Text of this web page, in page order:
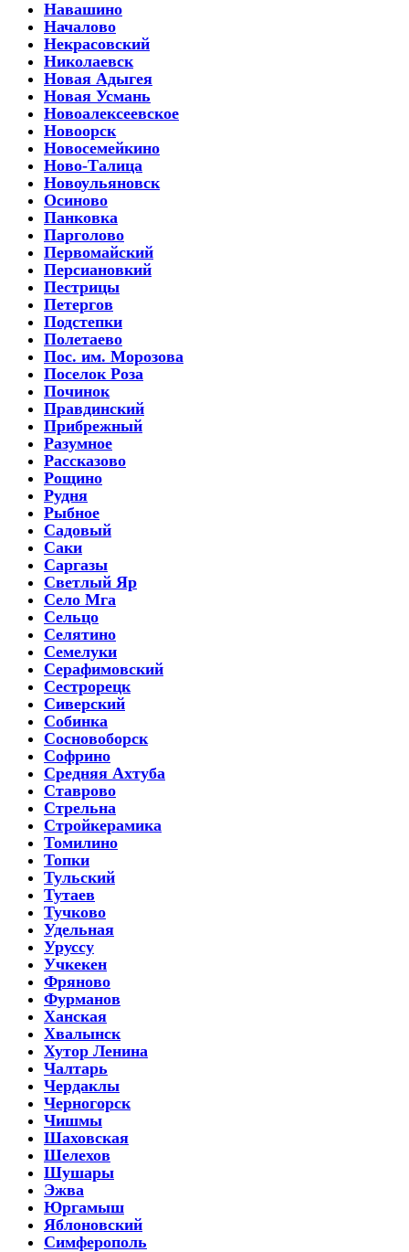
Навашино
Началово
Некрасовский
Николаевск
Новая Адыгея
Новая Усмань
Новоалексеевское
Новоорск
Новосемейкино
Ново-Талица
Новоульяновск
Осиново
Панковка
Парголово
Первомайский
Персиановкий
Пестрицы
Петергов
Подстепки
Полетаево
Пос. им. Морозова
Поселок Роза
Починок
Правдинский
Прибрежный
Разумное
Рассказово
Рощино
Рудня
Рыбное
Садовый
Саки
Саргазы
Светлый Яр
Село Мга
Сельцо
Селятино
Семелуки
Серафимовский
Сестрорецк
Сиверский
Собинка
Сосновоборск
Софрино
Средняя Ахтуба
Ставрово
Стрельна
Стройкерамика
Томилино
Топки
Тульский
Тутаев
Тучково
Удельная
Уруссу
Учкекен
Фряново
Фурманов
Ханская
Хвалынск
Хутор Ленина
Чалтарь
Чердаклы
Черногорск
Чишмы
Шаховская
Шелехов
Шушары
Эжва
Юргамыш
Яблоновский
Симферополь